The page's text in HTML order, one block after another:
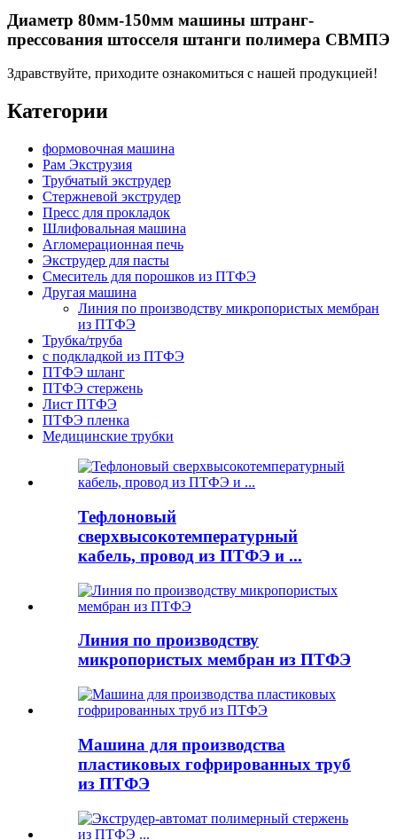
Диаметр 80мм-150мм машины штранг-
прессования штосселя штанги полимера СВМПЭ
Здравствуйте, приходите ознакомиться с нашей продукцией!
Категории
формовочная машина
Рам Экструзия
Трубчатый экструдер
Стержневой экструдер
Пресс для прокладок
Шлифовальная машина
Агломерационная печь
Экструдер для пасты
Смеситель для порошков из ПТФЭ
Другая машина
Линия по производству микропористых мембран
из ПТФЭ
Трубка/труба
с подкладкой из ПТФЭ
ПТФЭ шланг
ПТФЭ стержень
Лист ПТФЭ
ПТФЭ пленка
Медицинские трубки
Тефлоновый
сверхвысокотемпературный
кабель, провод из ПТФЭ и ...
Линия по производству
микропористых мембран из ПТФЭ
Машина для производства
пластиковых гофрированных труб
из ПТФЭ